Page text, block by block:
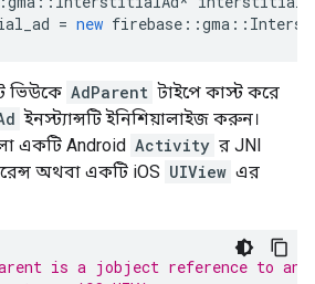
= new firebase ::gma ::
ভিউকে AdParent টাইপে কাস্ট করে
ইনস্ট্যান্সটি ইনিশিয়ালাইজ করুন।
একটি Android Activity র JNI
অথবা একটি iOS UIView এর
is a jobject reference to an